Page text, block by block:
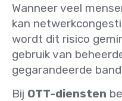
Wanneer veel
kan
wordt dit risico
gebruik van
gegarandeerde
Bij OTT-diensten